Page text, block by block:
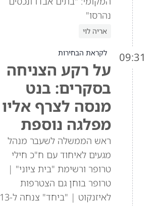
נהרסו"
אריה לוי
09:31 לקראת הבחירות
על רקע הצניחה
בסקרים: בנט
מנסה לצרף אליו
מפלגה נוספת
ראש הממשלה לשעבר מנהל
מגעים לאיחוד עם ח"כ חילי
טרופר ורשימת "בית ציוני" |
טרופר בוחן גם הצטרפות
לאיזנקוט | "ביחד" צנחה ל-13